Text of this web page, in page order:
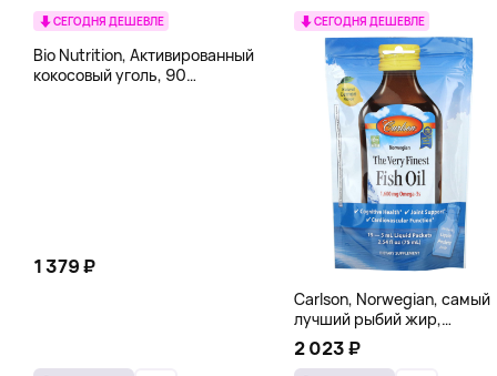
СЕГОДНЯ ДЕШЕВЛЕ
Bio Nutrition, Активированный
кокосовый уголь, 90
1 379 ₽
СЕГОДНЯ ДЕШЕВЛЕ
Carlson, Norwegian, самый
лучший рыбий жир,
натуральный лимон, 15
пакетиков (5 мл) каждый
2 023 ₽